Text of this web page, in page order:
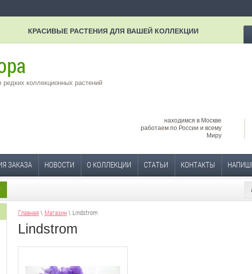
КРАСИВЫЕ РАСТЕНИЯ ДЛЯ ВАШЕЙ КОЛЛЕКЦИИ
коллекционных растений
находимся в Москве
работаем по России и всему
Миру
ЗАКАЗА НОВОСТИ О КОЛЛЕКЦИИ СТАТЬИ КОНТАКТЫ
Главная \ Магазин \ Lindstrom
Lindstrom